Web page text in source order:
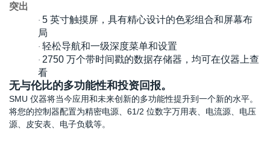
突出
· 5 英寸触摸屏，具有精心设计的色彩组合和屏幕布
局
· 轻松导航和一级深度菜单和设置
· 2750 万个带时间戳的数据存储器，均可在仪器上查
看
无与伦比的多功能性和投资回报。
SMU 仪器将当今应用和未来创新的多功能性提升到一个新的水平。
将您的控制器配置为精密电源、61/2 位数字万用表、电流源、电压
源、皮安表、电子负载等。